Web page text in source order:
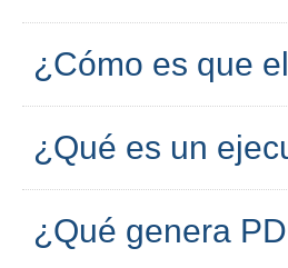
¿Cómo es que
¿Qué es un
¿Qué genera